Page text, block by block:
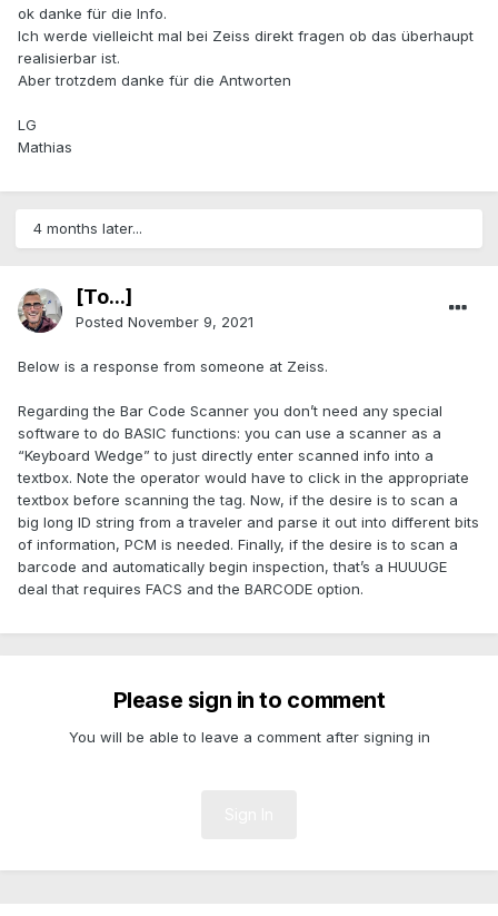
ok danke für die Info.
Ich werde vielleicht mal bei Zeiss direkt fragen ob das überhaupt
realisierbar ist.
Aber trotzdem danke für die Antworten
LG
Mathias
4 months later...
[To...]
Posted November 9, 2021
Below is a response from someone at Zeiss.
Regarding the Bar Code Scanner you don’t need any special
software to do BASIC functions: you can use a scanner as a
“Keyboard Wedge” to just directly enter scanned info into a
textbox. Note the operator would have to click in the appropriate
textbox before scanning the tag. Now, if the desire is to scan a
big long ID string from a traveler and parse it out into different bits
of information, PCM is needed. Finally, if the desire is to scan a
barcode and automatically begin inspection, that’s a HUUUGE
deal that requires FACS and the BARCODE option.
Please sign in to comment
You will be able to leave a comment after signing in